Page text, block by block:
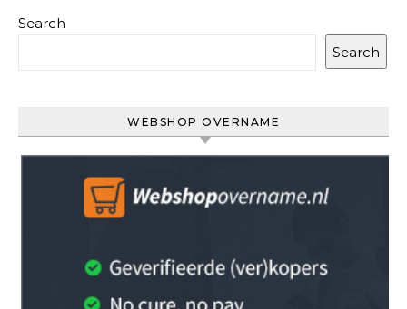
Search
Search
WEBSHOP OVERNAME